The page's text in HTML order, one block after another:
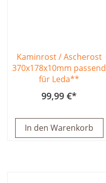
Kaminrost / Ascherost
370x178x10mm passend
für Leda**
99,99 €
In den Warenkorb